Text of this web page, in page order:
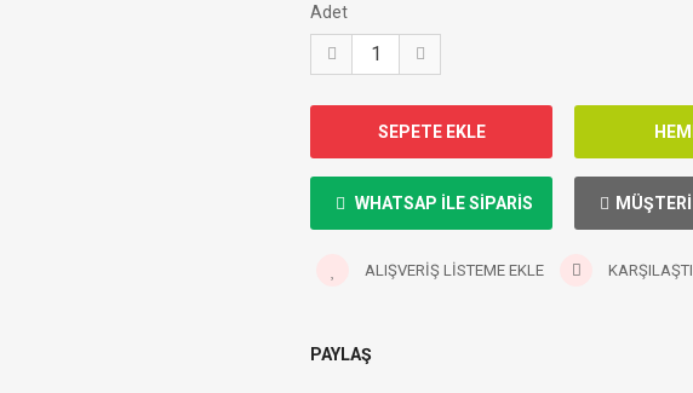
Adet
WHATSAP ILE SIPARIS
ALIŞVERIŞ LISTEME EKLE
PAYLAŞ